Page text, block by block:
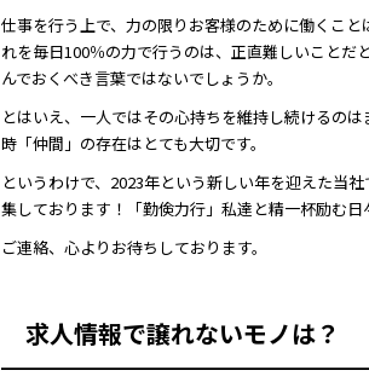
仕事を行う上で、力の限りお客様のために働くこ
れを毎日100％の力で行うのは、正直難しいことだ
んでおくべき言葉ではないでしょうか。
とはいえ、一人ではその心持ちを維持し続けるの
時「仲間」の存在はとても大切です。
というわけで、2023年という新しい年を迎えた当
集しております！「勤倹力行」私達と精一杯励む日
ご連絡、心よりお待ちしております。
求人情報で譲れないモノは？